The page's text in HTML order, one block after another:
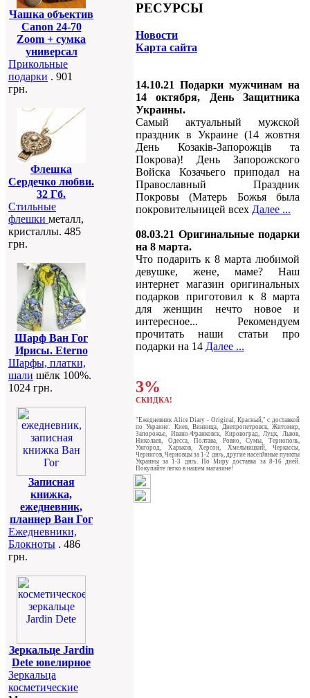
Чашка объектив
Canon 24-70
Zoom + сумка
универсал
Прикольные
подарки . 901
грн.
Флешка
Сердечко любви.
32 Гб.
Стильные
флешки металл,
кристаллы. 485
грн.
Шарф Ван Гог
Ирисы. Eterno
Шарфы, платки,
шали шёлк 100%.
1024 грн.
Записная
книжка,
ежедневник,
планнер Ван Гог
Ежедневники,
Блокноты . 486
грн.
Зеркальце Jardin
Dete ювелирное
Зеркальца
косметические
РЕСУРСЫ
Новости
Карта сайта
14.10.21 Подарки мужчинам на
14 октября, День Защитника
Украины.
Самый актуальный мужской
праздник в Украине (14 жовтня
День Козаків-Запорожців та
Покрова)! День Запорожского
Войска Козачьего приподал на
Православный Праздник
Покровы (Матерь Божья была
покровительницей всех Далее ...
08.03.21 Оригинальные подарки
на 8 марта.
Что подарить к 8 марта любимой
девушке, жене, маме? Наш
интернет магазин оригинальных
подарков приготовил к 8 марта
для женщин нечто новое и
интересное... Рекомендуем
прочитать наши статьи про
подарки на 14 Далее ...
3%
СКИДКА!
"Ежедневник Alice Diary - Original, Красный," c доставкой
по Украине: Киев, Винница, Днепропетровск, Житомир,
Запорожье, Ивано-Франковск, Кировоград, Луцк, Львов,
Николаев, Одесса, Полтава, Ровно, Сумы, Тернополь,
Ужгород, Харьков, Херсон, Хмельницкий, Черкассы,
Чернигов, Черновцы за 1-2 днљ, другие населЈнные пункты
Украины за 1-3 днљ. По Миру доставка за 8-16 дней.
Покупайте легко в нашем магазине!